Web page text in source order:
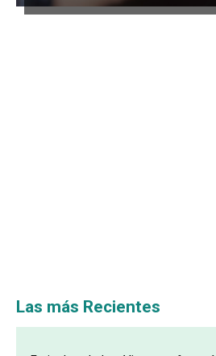
Las más Recientes